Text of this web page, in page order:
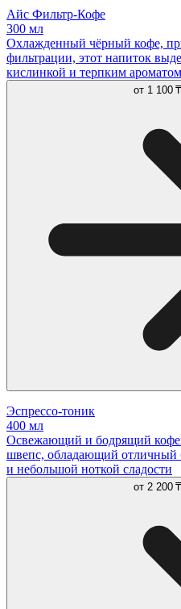
Айс Фильтр-Кофе
300 мл
Охлажденный чёрный кофе,
фильтрации, этот напиток
кислинкой и терпким ароматом
от 1 100 ₸
Эспрессо-тоник
400 мл
Освежающий и бодрящий
швепс, обладающий отличный
и небольшой ноткой сладости
от 2 200 ₸